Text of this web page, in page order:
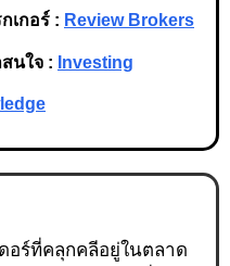
เกอร์ : Review Brokers
นใจ : Investing
อร์ที่คลุกคลีอยู่ในตลาด